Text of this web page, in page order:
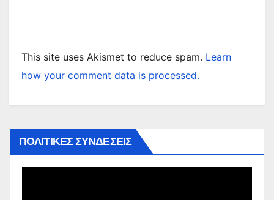
This site uses Akismet to reduce spam. Learn
how your comment data is processed.
ΠΟΛΙΤΙΚΕΣ ΣΥΝΔΕΣΕΙΣ